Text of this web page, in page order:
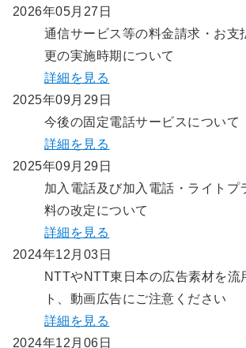
2026年05月27日
通信サービス等の料金請求・お支
更の実施時期について
詳細を見る
2025年09月29日
今後の固定電話サービスについて
詳細を見る
2025年09月29日
加入電話及び加入電話・ライトプ
料の改定について
詳細を見る
2024年12月03日
NTTやNTT東日本の広告素材を流
ト、動画広告にご注意ください
詳細を見る
2024年12月06日